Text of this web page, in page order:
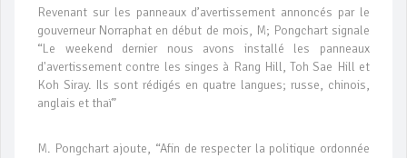
Revenant sur les panneaux d’avertissement annoncés par le
gouverneur Norraphat en début de mois, M; Pongchart signale
“Le weekend dernier nous avons installé les panneaux
d'avertissement contre les singes à Rang Hill, Toh Sae Hill et
Koh Siray. Ils sont rédigés en quatre langues; russe, chinois,
anglais et thaï”
M. Pongchart ajoute, “Afin de respecter la politique ordonnée